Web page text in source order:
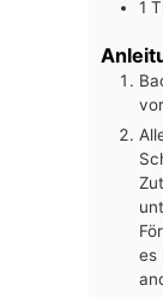
1
es